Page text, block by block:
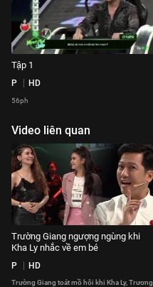
Tập 1
P HD
56ph
Video liên quan
Trường Giang ngượng ngùng khi
Kha Ly nhắc về em bé
P HD
Trường Giang toát mồ hôi khi Kha Ly, Trương